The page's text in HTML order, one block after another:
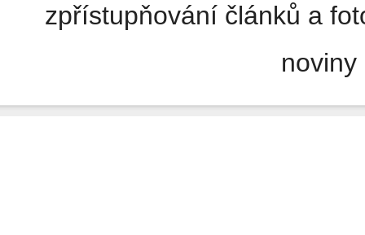
zpřístupňování článků a